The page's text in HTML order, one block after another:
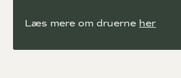
Læs mere om druerne her